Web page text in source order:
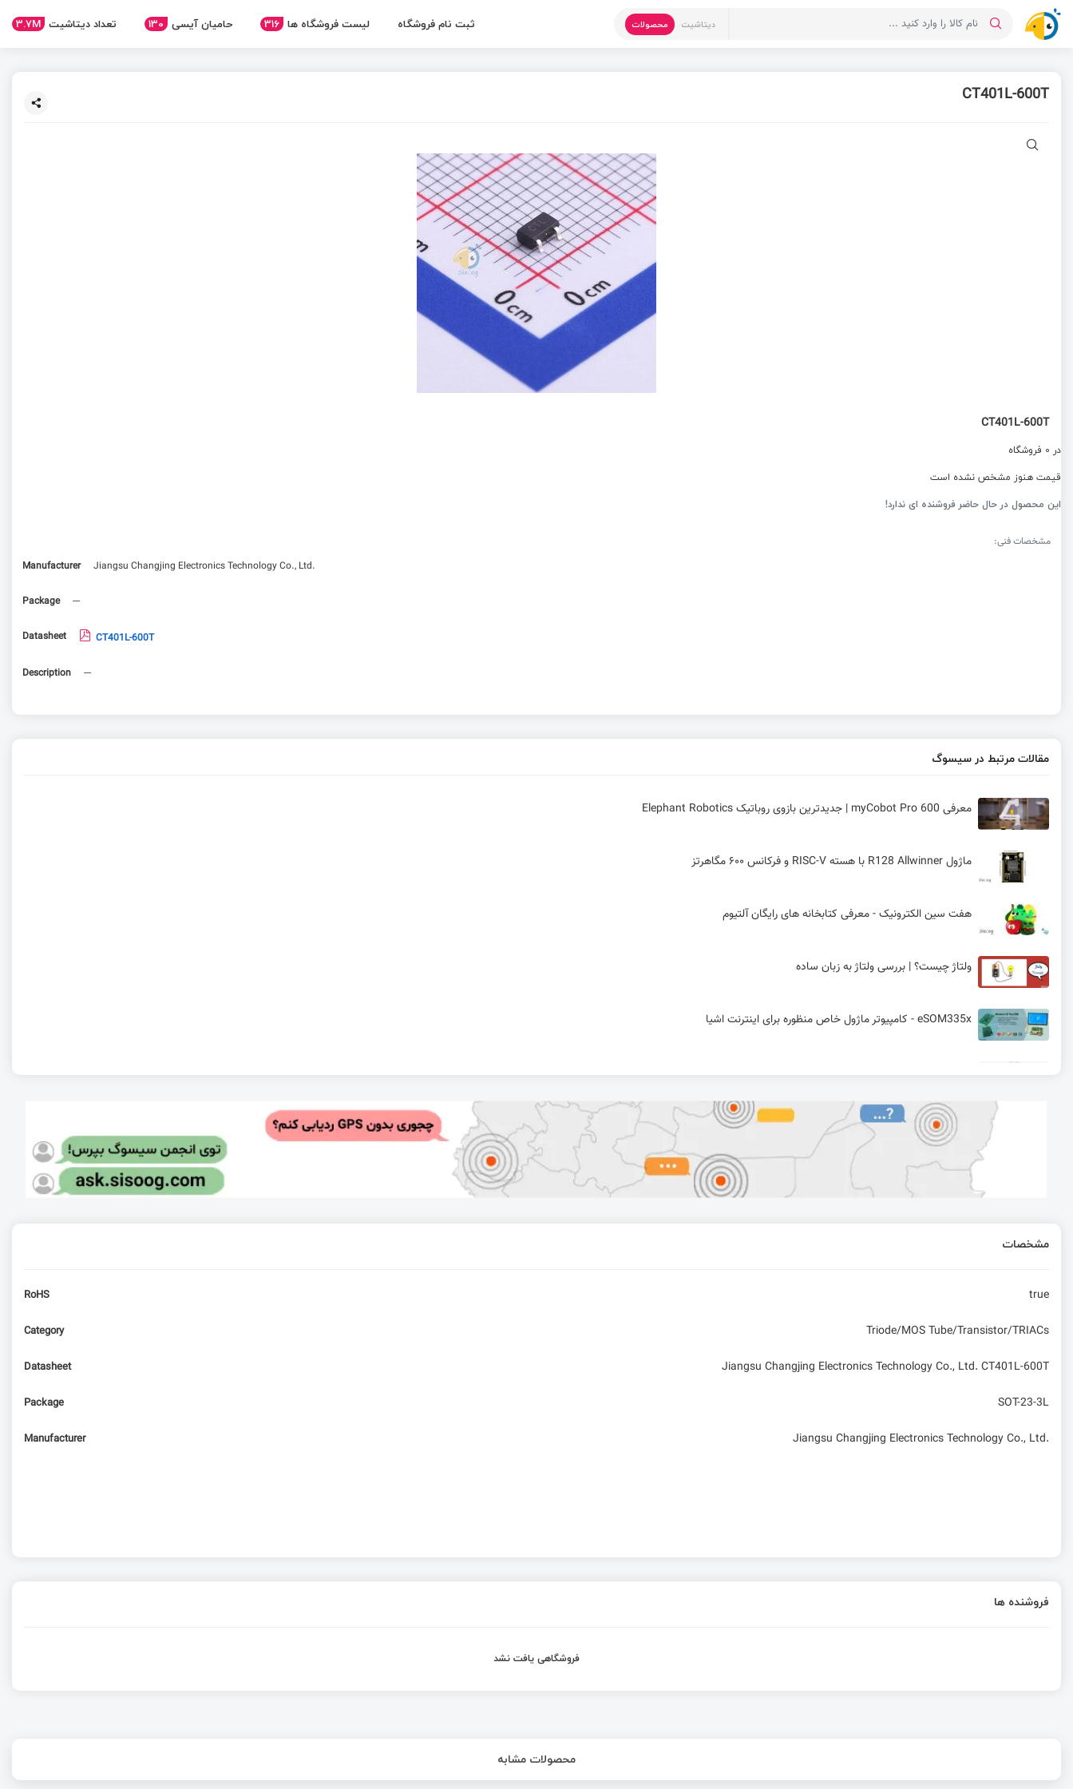
دیتاشیت محصولات ثبت نام فروشگاه لیست فروشگاه ها 316 حامیان آیسی 130 تعداد دیتاشیت 3.7M
CT401L-600T
CT401L-600T
در 0 فروشگاه
قیمت هنوز مشخص نشده است
این محصول در حال حاضر فروشنده ای ندارد!
مشخصات فنی:
Manufacturer
Jiangsu Changjing Electronics Technology Co., Ltd.
Package ---
Datasheet CT401L-600T
Description ---
مقالات مرتبط در سیسوگ
معرفی myCobot Pro 600 | جدیدترین بازوی روباتیک Elephant Robotics
ماژول R128 Allwinner با هسته RISC-V و فرکانس ۶۰۰ مگاهرتز
هفت سین الکترونیک - معرفی کتابخانه های رایگان آلتیوم
ولتاژ چیست؟ | بررسی ولتاژ به زبان ساده
eSOM335x - کامپیوتر ماژول خاص منظوره برای اینترنت اشیا
آموزش میکروکنترلر STM32F4 : سیستم عامل زمان واقعی (RTOS)
پوگو پین و تست پوینت و کاربرد های آن
مشخصات
RoHS true
Category Triode/MOS Tube/Transistor/TRIACs
Datasheet Jiangsu Changjing Electronics Technology Co., Ltd. CT401L-600T
Package SOT-23-3L
Manufacturer Jiangsu Changjing Electronics Technology Co., Ltd.
فروشنده ها
فروشگاهی یافت نشد
محصولات مشابه